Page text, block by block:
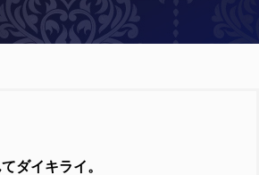
ダイキライ。